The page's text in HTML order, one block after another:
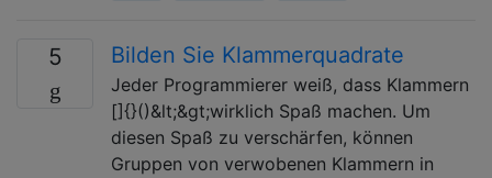
5 Bilden Sie Klammerquadrate
Jeder Programmierer weiß, dass Klammern
[]{}()&lt;&gt;wirklich Spaß machen. Um
diesen Spaß zu verschärfen, können
Gruppen von verwobenen Klammern in